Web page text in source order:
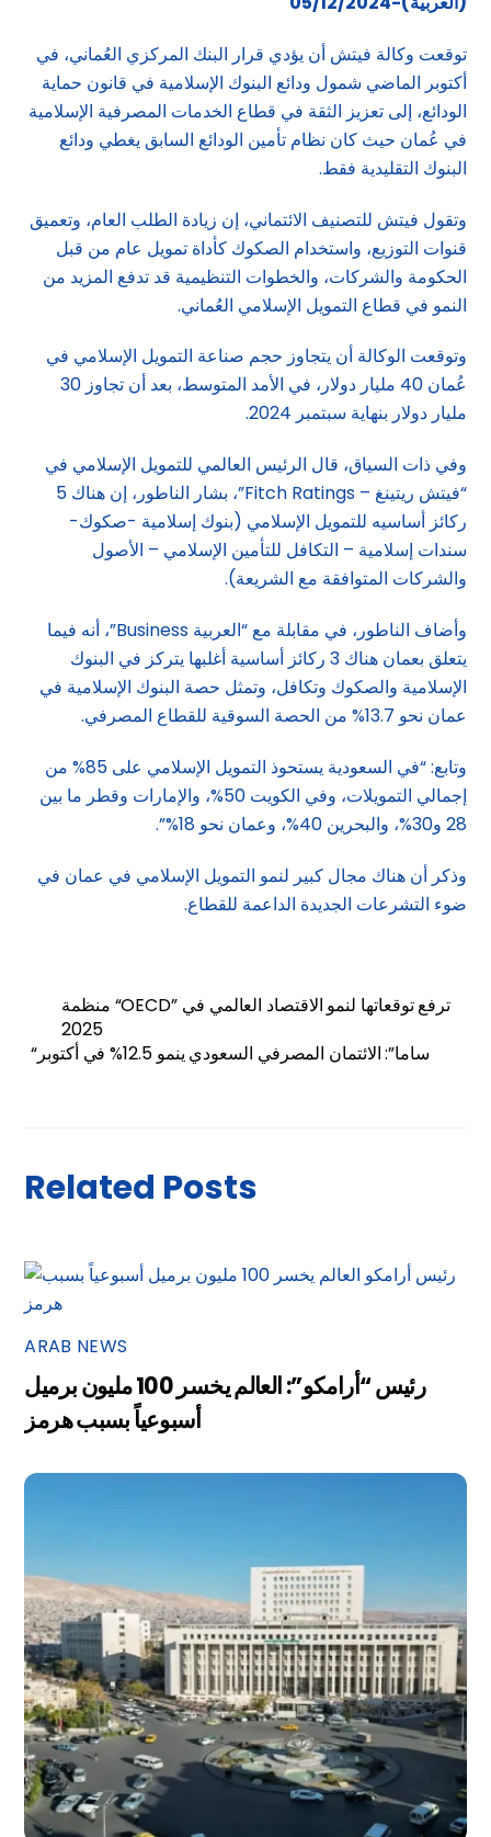
توقعت وكالة فيتش أن يؤدي قرار البنك المركزي العُماني، في
أكتوبر الماضي شمول ودائع البنوك الإسلامية في قانون حماية
الودائع، إلى تعزيز الثقة في قطاع الخدمات المصرفية الإسلامية
في عُمان حيث كان نظام تأمين الودائع السابق يغطي ودائع
البنوك التقليدية فقط.
وتقول فيتش للتصنيف الائتماني، إن زيادة الطلب العام، وتعميق
قنوات التوزيع، واستخدام الصكوك كأداة تمويل عام من قبل
الحكومة والشركات، والخطوات التنظيمية قد تدفع المزيد من
النمو في قطاع التمويل الإسلامي العُماني.
وتوقعت الوكالة أن يتجاوز حجم صناعة التمويل الإسلامي في
عُمان 40 مليار دولار، في الأمد المتوسط، بعد أن تجاوز 30
مليار دولار بنهاية سبتمبر 2024.
وفي ذات السياق، قال الرئيس العالمي للتمويل الإسلامي في
“فيتش ريتينغ – Fitch Ratings”، بشار الناطور، إن هناك 5
ركائز أساسيه للتمويل الإسلامي (بنوك إسلامية -صكوك-
سندات إسلامية – التكافل للتأمين الإسلامي – الأصول
والشركات المتوافقة مع الشريعة).
وأضاف الناطور، في مقابلة مع “العربية Business”، أنه فيما
يتعلق بعمان هناك 3 ركائز أساسية أغلبها يتركز في البنوك
الإسلامية والصكوك وتكافل، وتمثل حصة البنوك الإسلامية في
عمان نحو 13.7% من الحصة السوقية للقطاع المصرفي.
وتابع: “في السعودية يستحوذ التمويل الإسلامي على 85% من
إجمالي التمويلات، وفي الكويت 50%، والإمارات وقطر ما بين
28 و30%، والبحرين 40%، وعمان نحو 18%”.
وذكر أن هناك مجال كبير لنمو التمويل الإسلامي في عمان في
ضوء التشرعات الجديدة الداعمة للقطاع.
منظمة “OECD” ترفع توقعاتها لنمو الاقتصاد العالمي في
2025
“ساما”: الائتمان المصرفي السعودي ينمو 12.5% في أكتوبر
Related Posts
ARAB NEWS
رئيس “أرامكو”: العالم يخسر 100 مليون برميل
أسبوعياً بسبب هرمز